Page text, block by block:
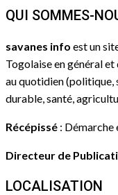
QUI SOMMES-
savanes info est un
Togolaise en général
au quotidien (politique,
durable, santé,
Récépissé : Démarche
Directeur de
LOCALISATION